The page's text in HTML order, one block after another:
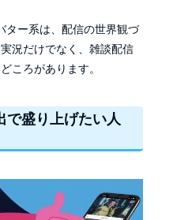
ター系は、配信の世界観づ
況だけでなく、雑談配信
ころがあります。
で盛り上げたい人